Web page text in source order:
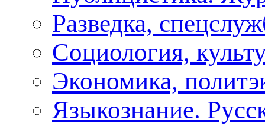
Разведка,
Социология,
Экономика,
Языкознание.